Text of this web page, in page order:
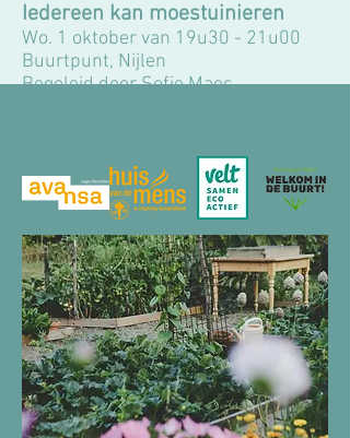
Iedereen kan moestuinieren
Wo. 1 oktober van 19u30 - 21u00
Buurtpunt, Nijlen
Begeleid door Sofie Maes